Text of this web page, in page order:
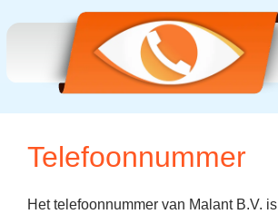
Telefoonnummer
Het telefoonnummer van Malant B.V. is